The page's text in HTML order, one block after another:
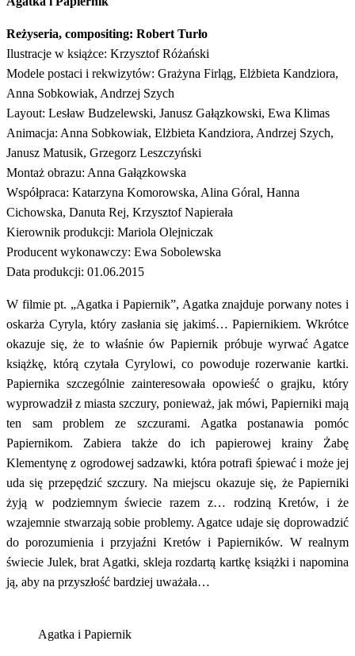
Reżyseria, compositing: Robert Turło
Ilustracje w książce: Krzysztof Różański
Modele postaci i rekwizytów: Grażyna Firląg, Elżbieta Kandziora,
Anna Sobkowiak, Andrzej Szych
Layout: Lesław Budzelewski, Janusz Gałązkowski, Ewa Klimas
Animacja: Anna Sobkowiak, Elżbieta Kandziora, Andrzej Szych,
Janusz Matusik, Grzegorz Leszczyński
Montaż obrazu: Anna Gałązkowska
Współpraca: Katarzyna Komorowska, Alina Góral, Hanna
Cichowska, Danuta Rej, Krzysztof Napierała
Kierownik produkcji: Mariola Olejniczak
Producent wykonawczy: Ewa Sobolewska
Data produkcji: 01.06.2015
W filmie pt. „Agatka i Papiernik”, Agatka znajduje porwany notes i
oskarża Cyryla, który zasłania się jakimś… Papiernikiem. Wkrótce
okazuje się, że to właśnie ów Papiernik próbuje wyrwać Agatce
książkę, którą czytała Cyrylowi, co powoduje rozerwanie kartki.
Papiernika szczególnie zainteresowała opowieść o grajku, który
wyprowadził z miasta szczury, ponieważ, jak mówi, Papierniki mają
ten sam problem ze szczurami. Agatka postanawia pomóc
Papiernikom. Zabiera także do ich papierowej krainy Żabę
Klementynę z ogrodowej sadzawki, która potrafi śpiewać i może jej
uda się przepędzić szczury. Na miejscu okazuje się, że Papierniki
żyją w podziemnym świecie razem z… rodziną Kretów, i że
wzajemnie stwarzają sobie problemy. Agatce udaje się doprowadzić
do porozumienia i przyjaźni Kretów i Papierników. W realnym
świecie Julek, brat Agatki, skleja rozdartą kartkę książki i napomina
ją, aby na przyszłość bardziej uważała…
Agatka i Papiernik